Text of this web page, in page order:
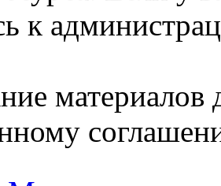
к
материалов